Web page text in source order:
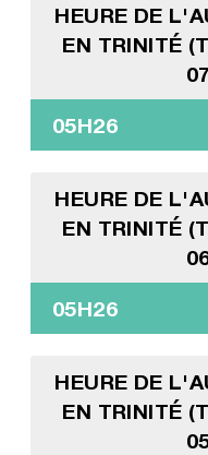
HEURE DE
EN TRINITÉ
05H26
HEURE DE
EN TRINITÉ
05H26
HEURE DE
EN TRINITÉ